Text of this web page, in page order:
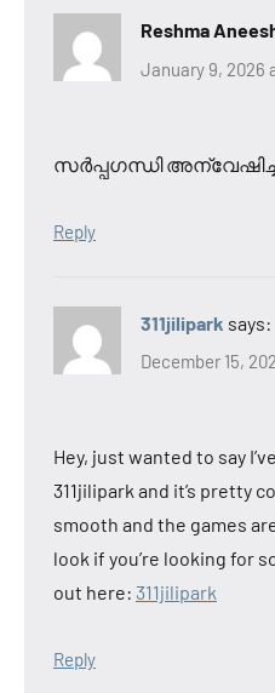
Reshma
January 9, 2026
സർപ്പഗന്ധി
Reply
311jilipark says:
December 15,
Hey, just wanted to say
311jilipark and it’s pretty
smooth and the games
look if you’re looking for
out here: 311jilipark
Reply